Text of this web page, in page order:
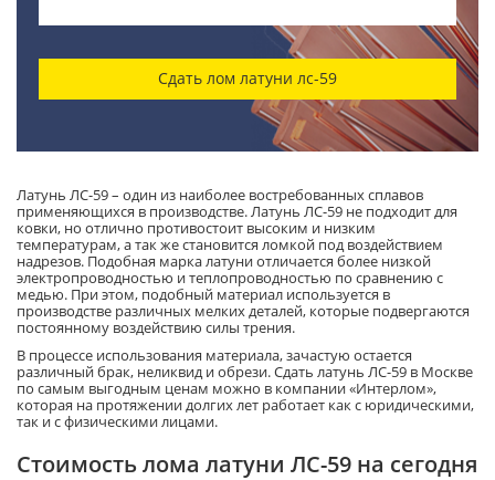
Сдать лом латуни лс-59
Латунь ЛС-59 – один из наиболее востребованных сплавов
применяющихся в производстве. Латунь ЛС-59 не подходит для
ковки, но отлично противостоит высоким и низким
температурам, а так же становится ломкой под воздействием
надрезов. Подобная марка латуни отличается более низкой
электропроводностью и теплопроводностью по сравнению с
медью. При этом, подобный материал используется в
производстве различных мелких деталей, которые подвергаются
постоянному воздействию силы трения.
В процессе использования материала, зачастую остается
различный брак, неликвид и обрези. Сдать латунь ЛС-59 в Москве
по самым выгодным ценам можно в компании «Интерлом»,
которая на протяжении долгих лет работает как с юридическими,
так и с физическими лицами.
Стоимость лома латуни ЛС-59 на сегодня